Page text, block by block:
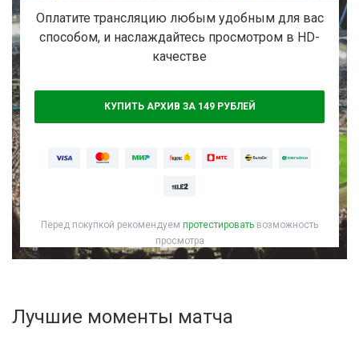
Активировать промокод
Оплатите трансляцию любым удобным для вас
способом, и наслаждайтесь просмотром в HD-
качестве
КУПИТЬ АРХИВ ЗА 149 РУБЛЕЙ
Перед покупкой рекомендуем протестировать возможность
просмотра
Лучшие моменты матча